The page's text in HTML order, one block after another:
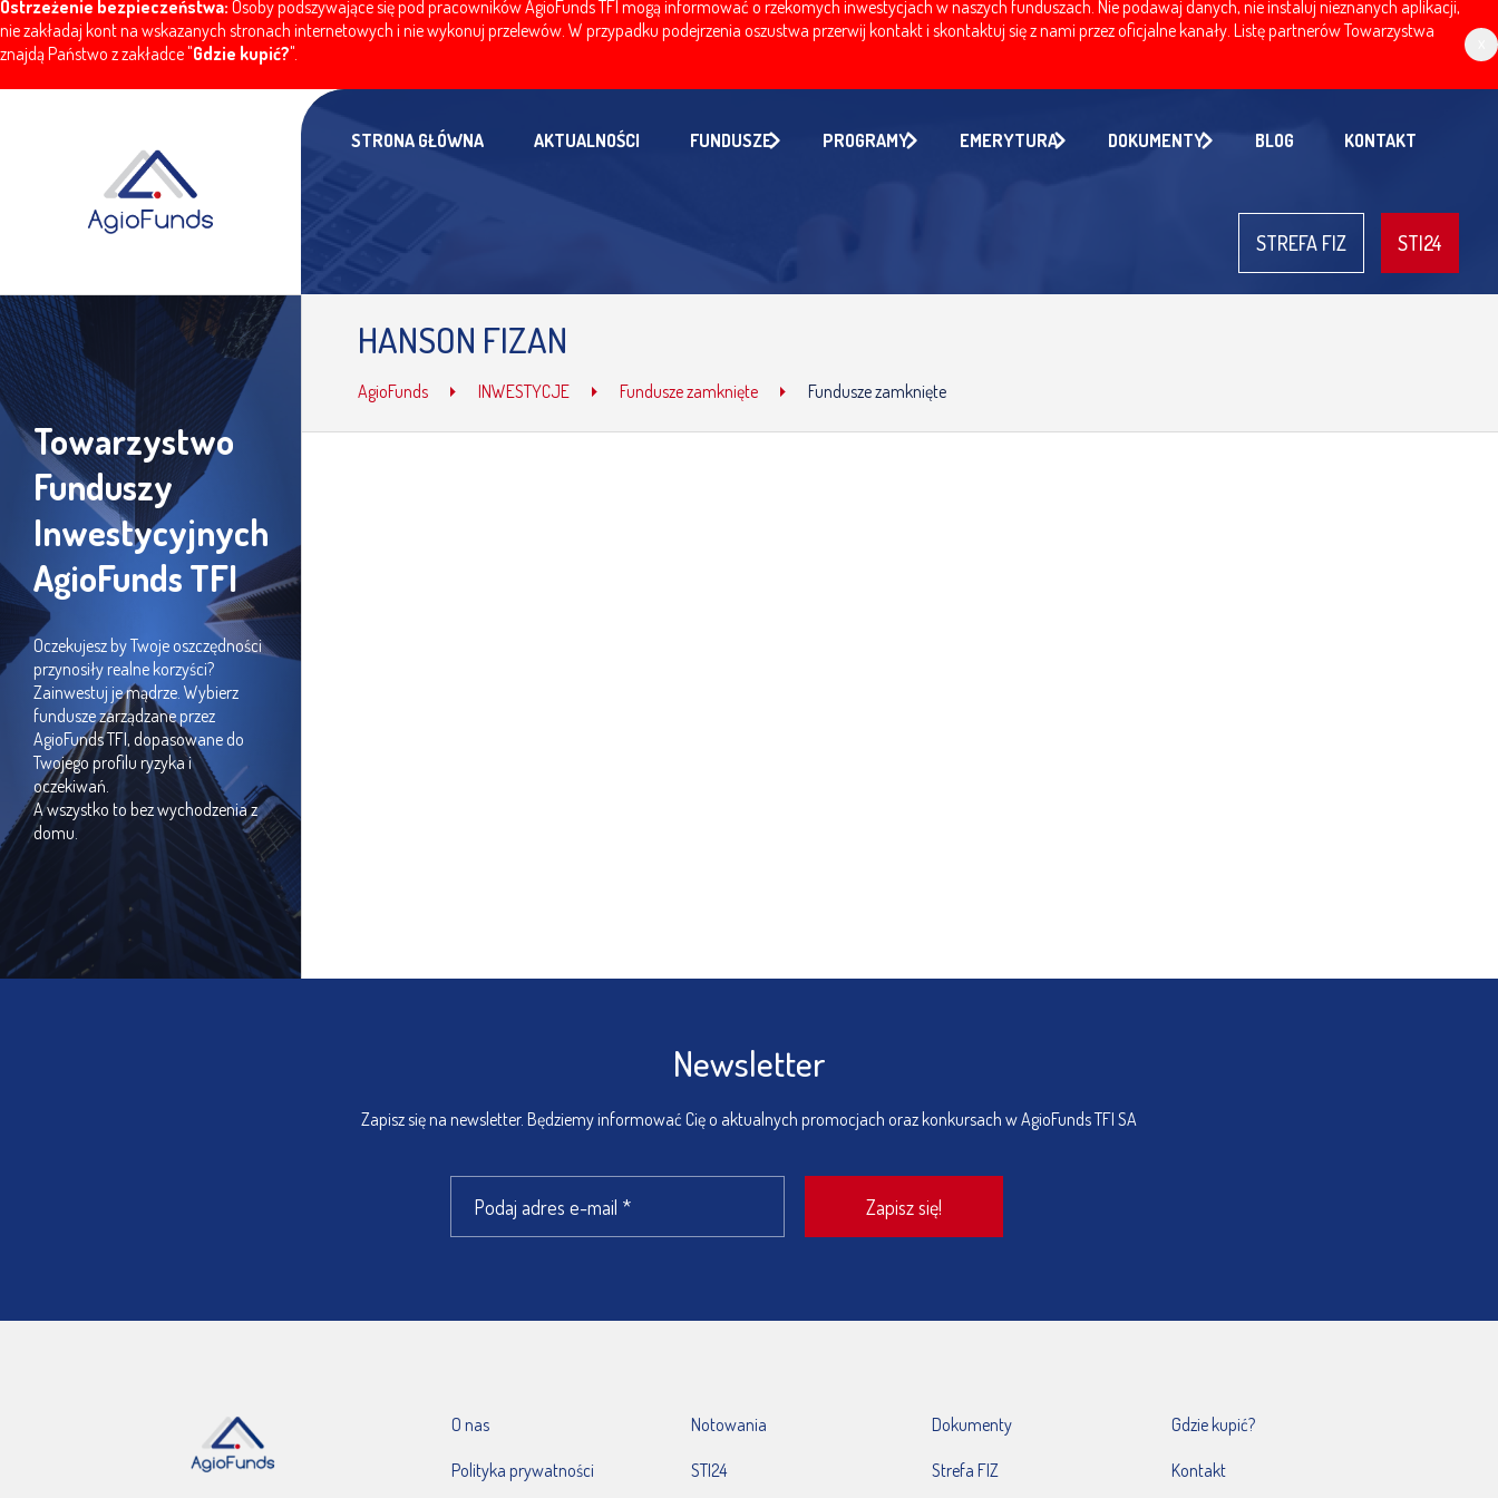
Ostrzeżenie bezpieczeństwa: Osoby podszywające się pod pracowników AgioFunds TFI mogą informować o rzekomych inwestycjach w naszych funduszach. Nie podawaj danych, nie instaluj nieznanych aplikacji,
nie zakładaj kont na wskazanych stronach internetowych i nie wykonuj przelewów. W przypadku podejrzenia oszustwa przerwij kontakt i skontaktuj się z nami przez oficjalne kanały. Listę partnerów Towarzystwa
znajdą Państwo z zakładce "Gdzie kupić?".
STRONA GŁÓWNA AKTUALNOŚCI FUNDUSZE PROGRAMY EMERYTURA DOKUMENTY BLOG KONTAKT
STREFA FIZ STI24
Towarzystwo
Funduszy
Inwestycyjnych
AgioFunds TFI
Oczekujesz by Twoje oszczędności
przynosiły realne korzyści?
Zainwestuj je mądrze. Wybierz
fundusze zarządzane przez
AgioFunds TFI, dopasowane do
Twojego profilu ryzyka i
oczekiwań.
A wszystko to bez wychodzenia z
domu.
HANSON FIZAN
AgioFunds INWESTYCJE Fundusze zamknięte Fundusze zamknięte
Newsletter
Zapisz się na newsletter. Będziemy informować Cię o aktualnych promocjach oraz konkursach w AgioFunds TFI SA
O nas
Polityka prywatności
Notowania
STI24
Dokumenty
Strefa FIZ
Gdzie kupić?
Kontakt